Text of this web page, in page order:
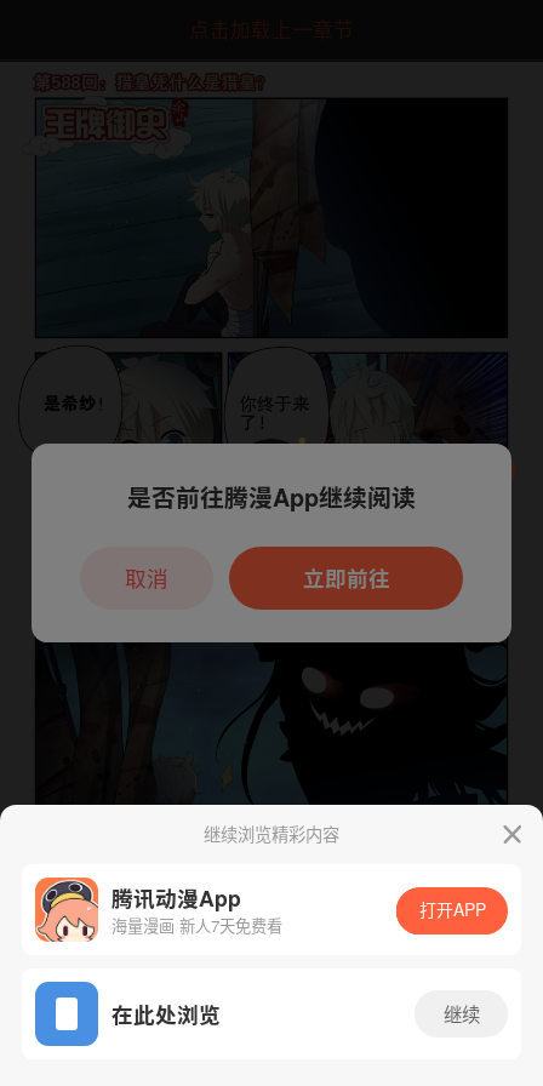
点击加载上一章节
App免费看
继续浏览精彩内容
腾讯动漫App
海量漫画 新人7天免费看
打开APP
在此处浏览 继续
本章节仅支持App阅读，可打开App新用
户7天免费看
是否前往腾漫App继续阅读
立即前往
取消